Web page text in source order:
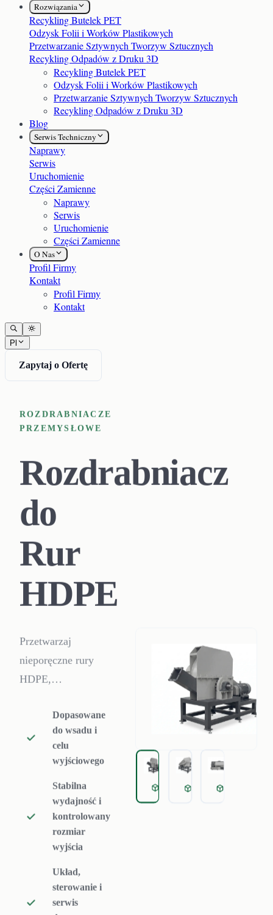
Rozwiązania
Recykling Butelek PET
Odzysk Folii i Worków Plastikowych
Przetwarzanie Sztywnych Tworzyw Sztucznych
Recykling Odpadów z Druku 3D
Recykling Butelek PET
Odzysk Folii i Worków Plastikowych
Przetwarzanie Sztywnych Tworzyw Sztucznych
Recykling Odpadów z Druku 3D
Blog
Serwis Techniczny
Naprawy
Serwis
Uruchomienie
Części Zamienne
Naprawy
Serwis
Uruchomienie
Części Zamienne
O Nas
Profil Firmy
Kontakt
Profil Firmy
Kontakt
Pl
Zapytaj o Ofertę
ROZDRABNIACZE
PRZEMYSŁOWE
Rozdrabniacz
do
Rur
HDPE
Przetwarzaj
nieporęczne rury
HDPE,
wiązki PE i odpady
rur o dużych
średnicach bez
jakim jest wstępne
cięcie. Ten poziomy
rozdrabniacz
wykorzystuje
hydrauliczny
dopychacz do
bezpośredniego
Dopasowane
do wsadu i
celu
wyjściowego
Stabilna
wydajność i
kontrolowany
rozmiar
wyjścia
Układ,
sterowanie i
serwis
Horizontal heavy
Single